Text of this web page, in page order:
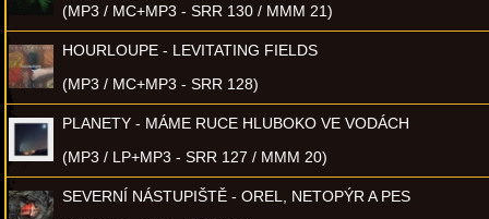
(MP3 / MC+MP3 - SRR 130 / MMM 21)
HOURLOUPE - LEVITATING FIELDS
(MP3 / MC+MP3 - SRR 128)
PLANETY - MÁME RUCE HLUBOKO VE VODÁCH
(MP3 / LP+MP3 - SRR 127 / MMM 20)
SEVERNÍ NÁSTUPIŠTĚ - OREL, NETOPÝR A PES